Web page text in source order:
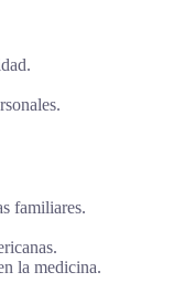
familiares.
la medicina.